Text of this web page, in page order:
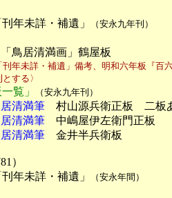
刊年未詳・補遺」 （安永九年刊）
居清満画」鶴屋板
詳・補遺」備考、明和六年板『百六
る〉
覧」 （安永九年刊）
清満筆 村山源兵衛正板　二板
清満筆 中嶋屋伊左衛門正板
清満筆 金井半兵衛板
）
刊年未詳・補遺」 （安永年間）